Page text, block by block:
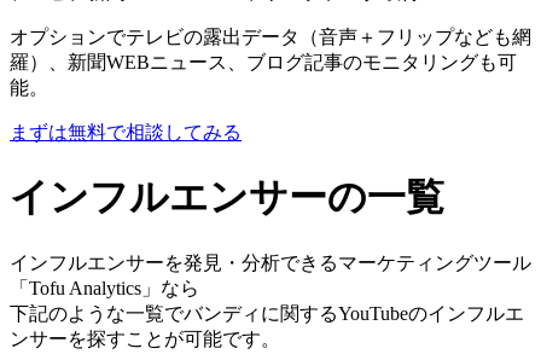
オプションでテレビの露出データ（音声＋フリップなども網
羅）、新聞WEBニュース、ブログ記事のモニタリングも可
能。
まずは無料で相談してみる
インフルエンサーの一覧
インフルエンサーを発見・分析できるマーケティングツール
「Tofu Analytics」なら
下記のような一覧でバンディに関するYouTubeのインフルエ
ンサーを探すことが可能です。